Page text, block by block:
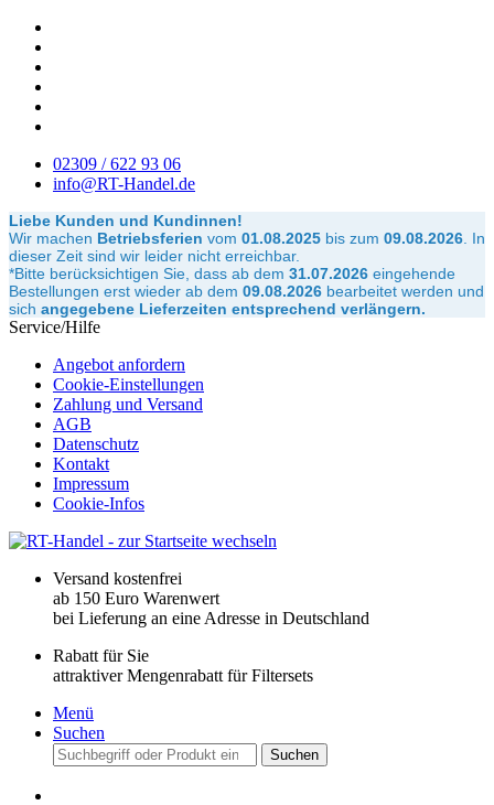
02309 / 622 93 06
info@RT-Handel.de
Liebe Kunden und Kundinnen!
Wir machen Betriebsferien vom 01.08.2025 bis zum 09.08.2026 In
dieser Zeit sind wir leider nicht erreichbar.
*Bitte berücksichtigen Sie, dass ab dem 31.07.2026 eingehende
Bestellungen erst wieder ab dem 09.08.2026 bearbeitet werden und
sich angegebene Lieferzeiten entsprechend verlängern.
Service/Hilfe
Angebot anfordern
Cookie-Einstellungen
Zahlung und Versand
AGB
Datenschutz
Kontakt
Impressum
Cookie-Infos
Versand kostenfrei
ab 150 Euro Warenwert
bei Lieferung an eine Adresse in Deutschland
Rabatt für Sie
attraktiver Mengenrabatt für Filtersets
Menü
Suchen
Suchen